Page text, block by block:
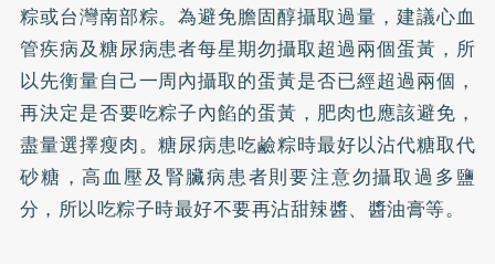
粽或台灣南部粽。為避免膽固醇攝取過量，建議心血
管疾病及糖尿病患者每星期勿攝取超過兩個蛋黃，所
以先衡量自己一周內攝取的蛋黃是否已經超過兩個，
再決定是否要吃粽子內餡的蛋黃，肥肉也應該避免，
盡量選擇瘦肉。糖尿病患吃鹼粽時最好以沾代糖取代
砂糖，高血壓及腎臟病患者則要注意勿攝取過多鹽
分，所以吃粽子時最好不要再沾甜辣醬、醬油膏等。